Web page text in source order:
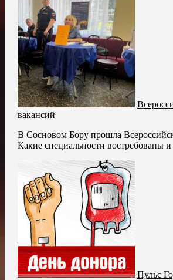
вакансий
В Сосновом Бору прошла
Какие специальности востребованы и
Пульс